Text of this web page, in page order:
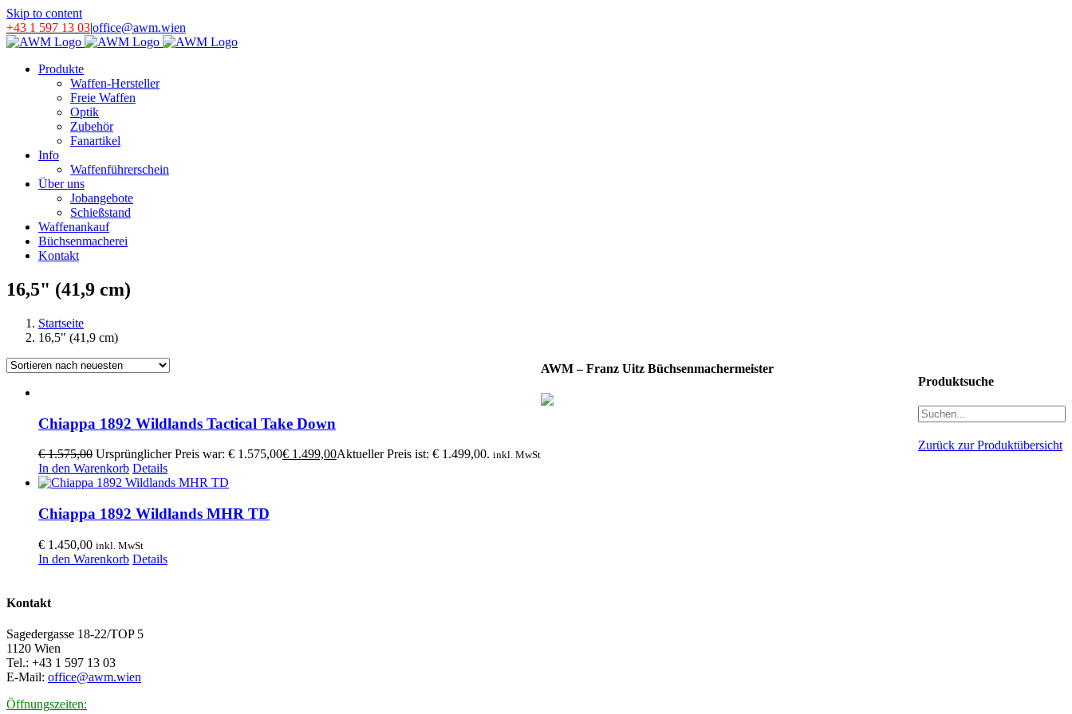
Skip to content
+43 1 597 13 03|office@awm.wien
Produkte
Waffen-Hersteller
Freie Waffen
Optik
Zubehör
Fanartikel
Info
Waffenführerschein
Über uns
Jobangebote
Schießstand
Waffenankauf
Büchsenmacherei
Kontakt
16,5" (41,9 cm)
Startseite
16,5" (41,9 cm)
Chiappa 1892 Wildlands Tactical Take Down
€1.575,00 Ursprünglicher Preis war: € 1.575,00€ 1.499,00Aktueller Preis ist: € 1.499,00. inkl. MwSt
In den Warenkorb Details
Chiappa 1892 Wildlands MHR TD
€ 1.450,00 inkl. MwSt
In den Warenkorb Details
Produktsuche
Zurück zur Produktübersicht
AWM – Franz Uitz Büchsenmachermeister
Kontakt
Sagedergasse 18-22/TOP 5
1120 Wien
Tel.: +43 1 597 13 03
E-Mail: office@awm.wien
Öffnungszeiten: